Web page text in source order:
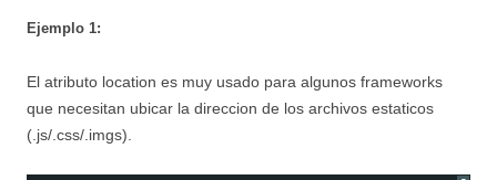
Ejemplo 1:
El atributo location es muy usado para algunos frameworks
que necesitan ubicar la direccion de los archivos estaticos
(.js/.css/.imgs).